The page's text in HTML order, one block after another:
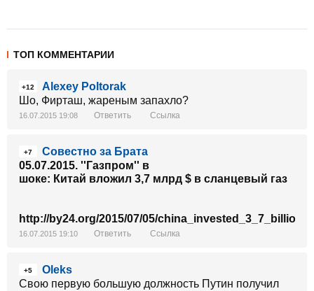
ТОП КОММЕНТАРИИ
+12
Alexey Poltorak
Шо, Фирташ, жареным запахло?
16.07.2015 19:08 Ответить Ссылка
+7
Совестно за Брата
05.07.2015. ''Газпром'' в
шоке: Китай вложил 3,7 млрд $ в сланцевый газ
http://by24.org/2015/07/05/
16.07.2015 19:10 Ответить Ссылка
+5
Oleks
Свою первую большую должность Путин получил